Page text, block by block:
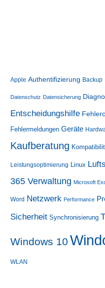
Apple Authentifizierung Backup
Datenschutz Datensicherung
Entscheidungshilfe
Fehlermeldungen Geräte
Kaufberatung
Leistungsoptimierung Linux
365 Verwaltung Microsoft
Word Netzwerk Performance
Sicherheit Synchronisierung
Windows 10
WLAN